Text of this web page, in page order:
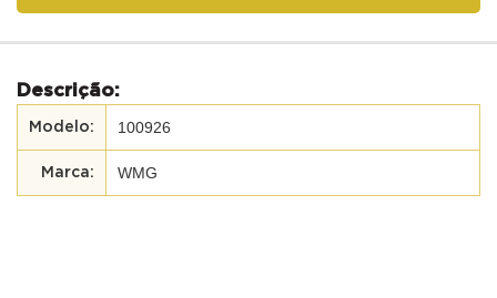
Descrição:
100926
WMG